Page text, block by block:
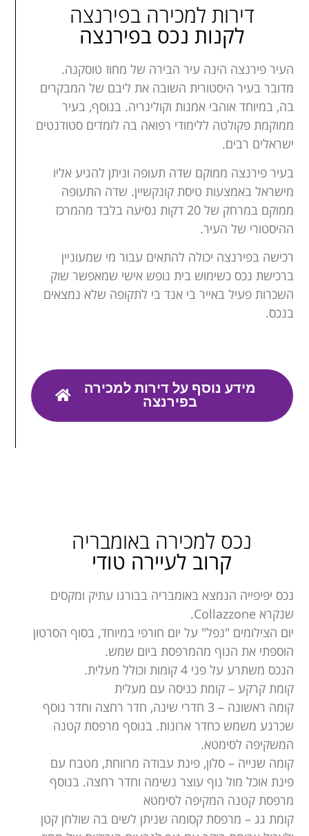
דירות למכירה בפירנצה
לקנות נכס בפירנצה
העיר פירנצה הינה עיר הבירה של מחוז טוסקנה.
מדובר בעיר היסטורית השובה את ליבם של המבקרים
בה, במיוחד אוהבי אמנות וקולינריה. בנוסף, בעיר
ממוקמת פקולטה ללימודי רפואה בה לומדים סטודנטים
ישראלים רבים.
בעיר פירנצה ממוקם שדה תעופה וניתן להגיע אליו
מישראל באמצעות טיסת קונקשיין. שדה התעופה
ממוקם במרחק של 20 דקות נסיעה בלבד מהמרכז
ההיסטורי של העיר.
רכישה בפירנצה יכולה להתאים עבור מי שמעוניין
ברכישת נכס כשימוש בית נופש אישי שמאפשר שוק
השכרות פעיל באייר בי אנד בי לתקופה שלא נמצאים
בנכס.
מידע נוסף על דירות למכירה
בפירנצה
נכס למכירה באומבריה
קרוב לעיירה טודי
נכס יפיפייה הנמצא באומבריה בבורגו עתיק ומקסים
שנקרא Collazzone.
יום הצילומים "נפל" על יום חורפי במיוחד, בסוף הסרטון
הוספתי את הנוף מהמרפסת ביום שמש.
הנכס משתרע על פני 4 קומות וכולל מעלית.
קומת קרקע – קומת כניסה עם מעלית
קומה ראשונה – 3 חדרי שינה, חדר רחצה וחדר נוסף
שכרגע משמש כחדר ארונות. בנוסף מרפסת קטנה
המשקיפה לסימטא.
קומה שנייה – סלון, פינת עבודה מרווחת, מטבח עם
פינת אוכל מול נוף עוצר נשימה וחדר רחצה. בנוסף
מרפסת קטנה המקיפה לסימטא
קומת גג – מרפסת קסומה שניתן לשים בה שולחן קטן